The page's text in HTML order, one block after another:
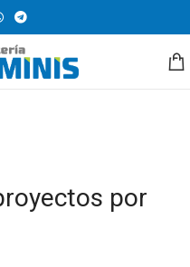
por